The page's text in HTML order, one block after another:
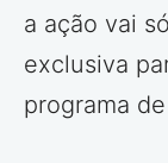
a ação vai
exclusiva
programa